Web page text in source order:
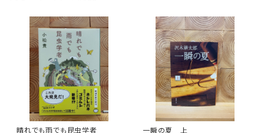
晴れでも雨でも昆虫学者 一瞬の夏 上